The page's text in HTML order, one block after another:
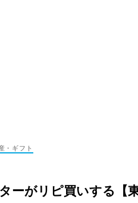
・ギフト
ーがリピ買いする【